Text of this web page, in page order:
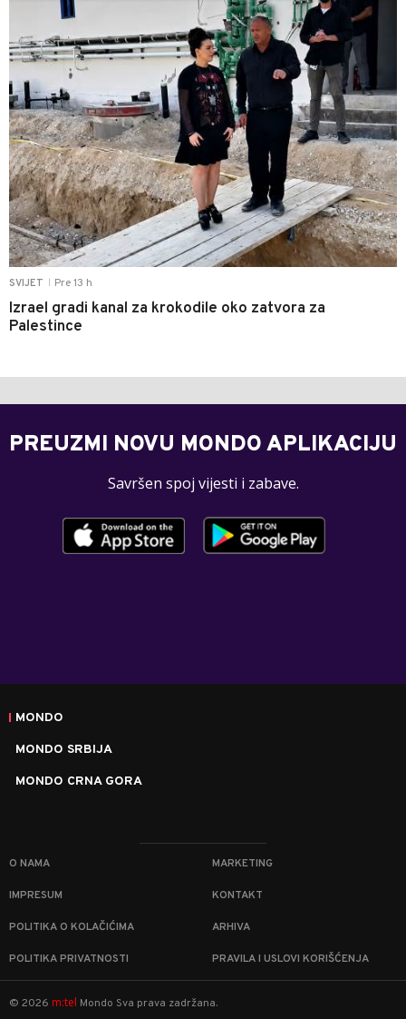
SVIJET Pre 13 h
Izrael gradi kanal za krokodile oko zatvora za
Palestince
PREUZMI NOVU MONDO APLIKACIJU
Savršen spoj vijesti i zabave.
MONDO
MONDO SRBIJA
MONDO CRNA GORA
O NAMA MARKETING
IMPRESUM KONTAKT
POLITIKA O KOLAČIĆIMA ARHIVA
POLITIKA PRIVATNOSTI PRAVILA I USLOVI KORIŠĆENJA
© 2026 m:tel Mondo Sva prava zadržana.